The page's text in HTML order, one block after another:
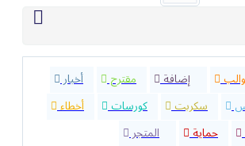
إضافة مقترح
أخبار
سكربت كورسات
أخطاء
حماية المتجر